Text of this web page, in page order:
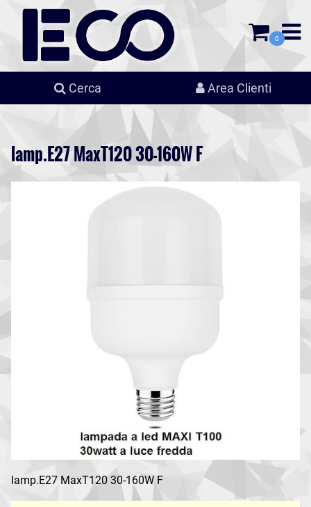
0
Cerca Area Clienti
lamp.E27 MaxT120 30-160W F
lamp.E27 MaxT120 30-160W F